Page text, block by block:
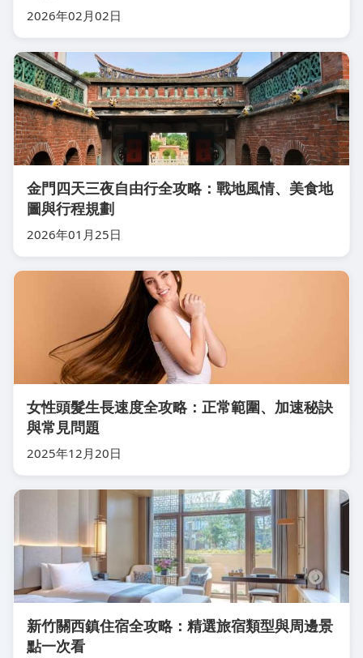
2026年02月02日
金門四天三夜自由行全攻略：戰地風情、美食地
圖與行程規劃
2026年01月25日
女性頭髮生長速度全攻略：正常範圍、加速秘訣
與常見問題
2025年12月20日
新竹關西鎮住宿全攻略：精選旅宿類型與周邊景
點一次看